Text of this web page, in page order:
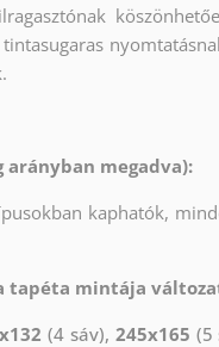
arányban megadva):
kaphatók,
mintája
(4 sáv), 245x165 (5